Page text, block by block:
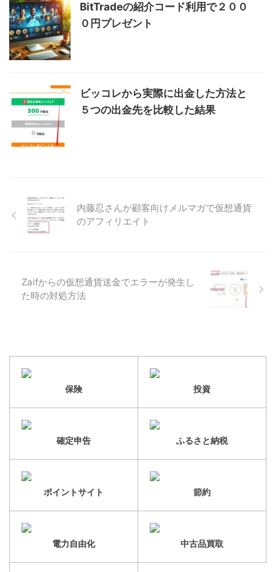
BitTradeの紹介コード利用で２００
０円プレゼント
ビッコレから実際に出金した方法と
５つの出金先を比較した結果
内藤忍さんが顧客向けメルマガで仮想通貨
のアフィリエイト
Zaifからの仮想通貨送金でエラーが発生し
た時の対処方法
保険 投資
確定申告 ふるさと納税
ポイントサイト 節約
電力自由化 中古品買取